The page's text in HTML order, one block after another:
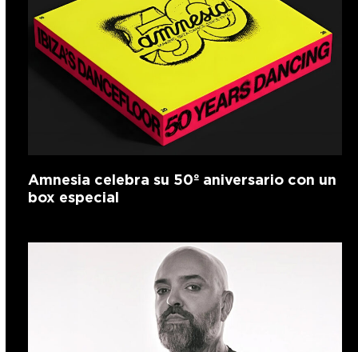
Amnesia celebra su 50º aniversario con un
box especial